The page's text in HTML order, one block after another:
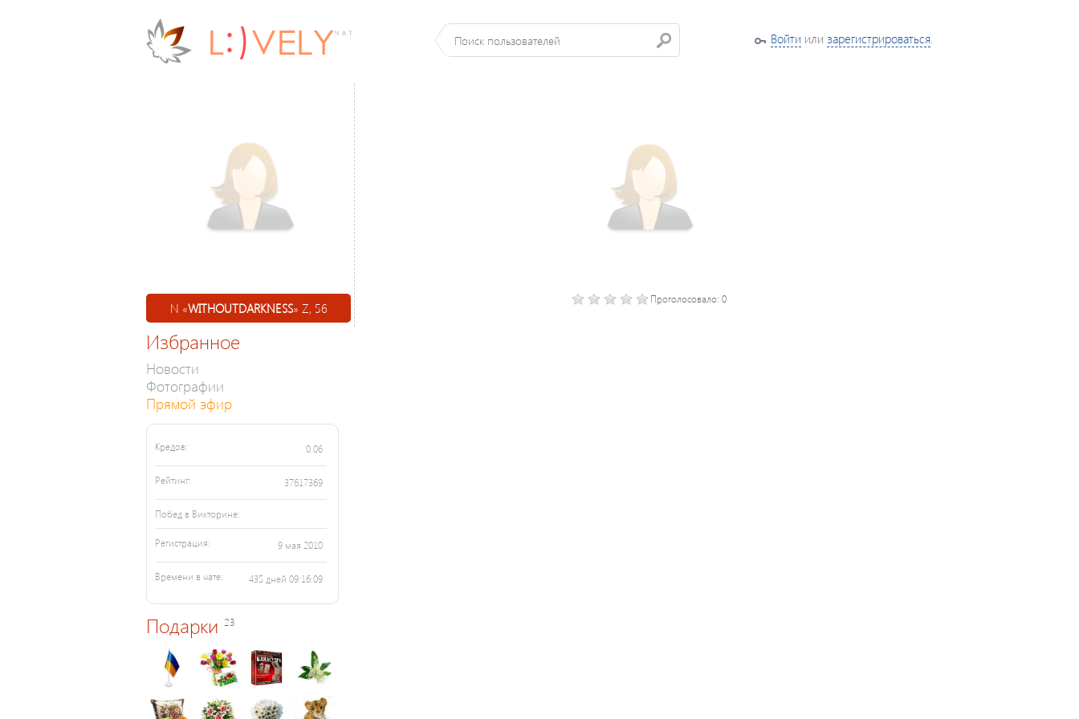
Войти или зарегистрироваться.
N «WITHOUTDARKNESS» Z, 56
Избранное
Новости
Фотографии
Прямой эфир
Кредов: 0.06
Рейтинг: 37617369
Побед в Викторине:
Регистрация: 9 мая 2010
Времени в чате: 435 дней 09:16:09
Подарки 23
Проголосовало: 0